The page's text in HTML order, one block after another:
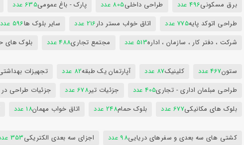
برق مسکونی496 عدد طراحی داخلی805 عدد پارک - باغ عمومی635 عدد
طراحی اتوکد پایه775 عدد اتاق خواب مستر دار216 عدد سایر بلوک ها596 عدد
شرکت ، دفتر کار ، سازمان ، اداره513 عدد مجتمع تجاری488 عدد بلوک های
ستون467 عدد کلینیک87 عدد آپارتمان یک طبقه82 عدد تجهیزات
طراحی مبلمان اداری - تجاری405 عدد جزئیات تیر678 عدد جزئیات طراحی در
بلوک های مکانیکی677 عدد بلوک حمام248 عدد اتاق خواب مهمان18 عدد
کشتی های سه بعدی و سفرهای دریایی98 عدد اجزای سه بعدی الکتریکی353 عدد